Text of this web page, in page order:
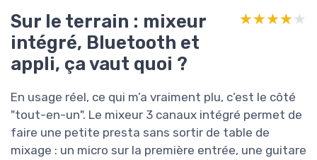
Sur le terrain : mixeur
intégré, Bluetooth et
appli, ça vaut quoi ?
★★★★★
★★★★★
En usage réel, ce qui m’a vraiment plu, c’est le côté
"tout-en-un". Le mixeur 3 canaux intégré permet de
faire une petite presta sans sortir de table de
mixage : un micro sur la première entrée, une guitare